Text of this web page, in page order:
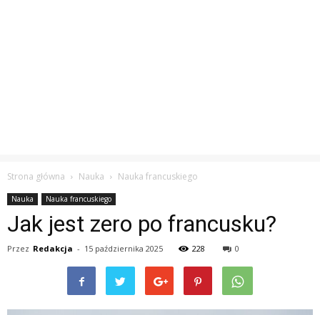
Strona główna Nauka Nauka francuskiego
Nauka Nauka francuskiego
Jak jest zero po francusku?
Przez Redakcja - 15 października 2025 228 0